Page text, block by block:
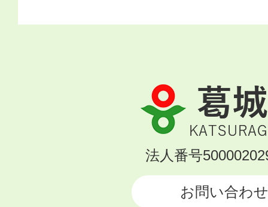
葛
城
市
KATSURAGI
法人番号
お問い合わせ